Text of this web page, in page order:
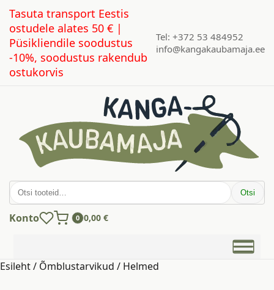
Tasuta transport Eestis
ostudele alates 50 € |
Püsikliendile soodustus
-10%, soodustus rakendub
ostukorvis
Tel: +372 53 484952
info@kangakaubamaja.ee
Otsi: Otsi
Konto 0 0,00 €
Esileht/ Õmblustarvikud / Helmed